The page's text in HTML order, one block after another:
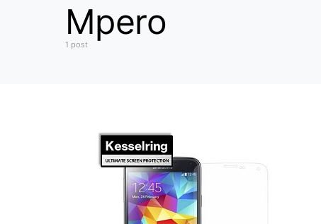
Mpero
1 post